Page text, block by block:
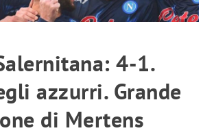
4-1.
azzurri. Grande
di Mertens